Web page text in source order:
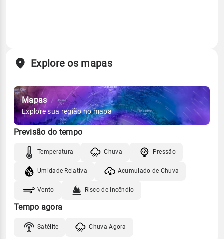
Explore os mapas
Mapas
Explore sua região no mapa
Previsão do tempo
Temperatura Chuva Pressão
Umidade Relativa Acumulado de Chuva
Vento Risco de Incêndio
Tempo agora
Satélite Chuva Agora